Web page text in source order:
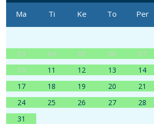
Ma
Ti Ke To Per
03
04 05 06 07
10
11 12 13 14
17
18 19 20 21
24
25 26 27 28
31